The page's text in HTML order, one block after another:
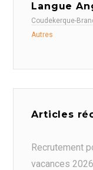
Langue
Coudekerque-
Autres
Articles
Recrutement
vacances